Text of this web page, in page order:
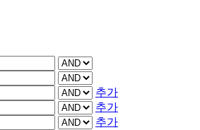
추가
추가
추가